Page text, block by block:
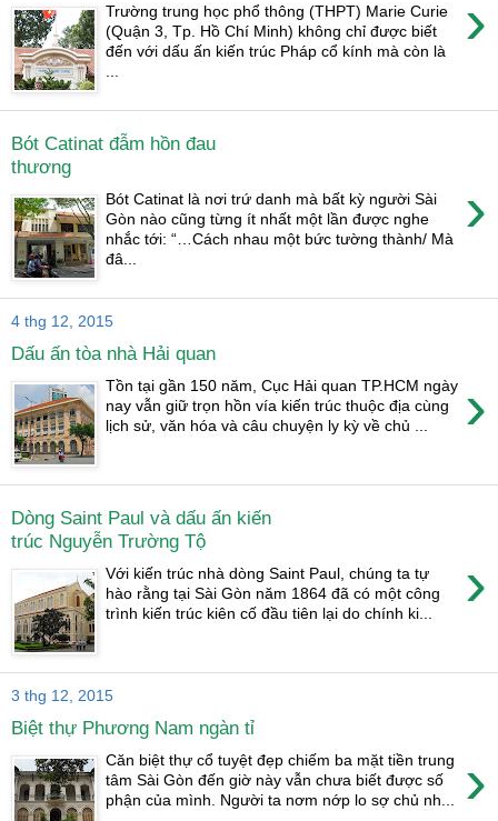
›
Trường trung học phổ thông (THPT) Marie Curie
(Quận 3, Tp. Hồ Chí Minh) không chỉ được biết
đến với dấu ấn kiến trúc Pháp cổ kính mà còn là
Bót Catinat đẫm hồn đau
thương
›
Bót Catinat là nơi trứ danh mà bất kỳ người Sài
Gòn nào cũng từng ít nhất một lần được nghe
nhắc tới: “…Cách nhau một bức tường thành/ Mà
đâ...
4 thg 12, 2015
Dấu ấn tòa nhà Hải quan
›
Tồn tại gần 150 năm, Cục Hải quan TP.HCM ngày
nay vẫn giữ trọn hồn vía kiến trúc thuộc địa cùng
lịch sử, văn hóa và câu chuyện ly kỳ về chủ ...
Dòng Saint Paul và dấu ấn kiến
trúc Nguyễn Trường Tộ
›
Với kiến trúc nhà dòng Saint Paul, chúng ta tự
hào rằng tại Sài Gòn năm 1864 đã có một công
trình kiến trúc kiên cố đầu tiên lại do chính ki...
3 thg 12, 2015
Biệt thự Phương Nam ngàn tỉ
›
Căn biệt thự cổ tuyệt đẹp chiếm ba mặt tiền trung
tâm Sài Gòn đến giờ này vẫn chưa biết được số
phận của mình. Người ta nơm nớp lo sợ chủ nh...